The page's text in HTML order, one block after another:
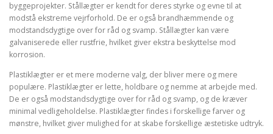
byggeprojekter. Stållægter er kendt for deres styrke og evne til at
modstå ekstreme vejrforhold. De er også brandhæmmende og
modstandsdygtige over for råd og svamp. Stållægter kan være
galvaniserede eller rustfrie, hvilket giver ekstra beskyttelse mod
korrosion.
Plastiklægter er et mere moderne valg, der bliver mere og mere
populære. Plastiklægter er lette, holdbare og nemme at arbejde med.
De er også modstandsdygtige over for råd og svamp, og de kræver
minimal vedligeholdelse. Plastiklægter findes i forskellige farver og
mønstre, hvilket giver mulighed for at skabe forskellige æstetiske udtryk.